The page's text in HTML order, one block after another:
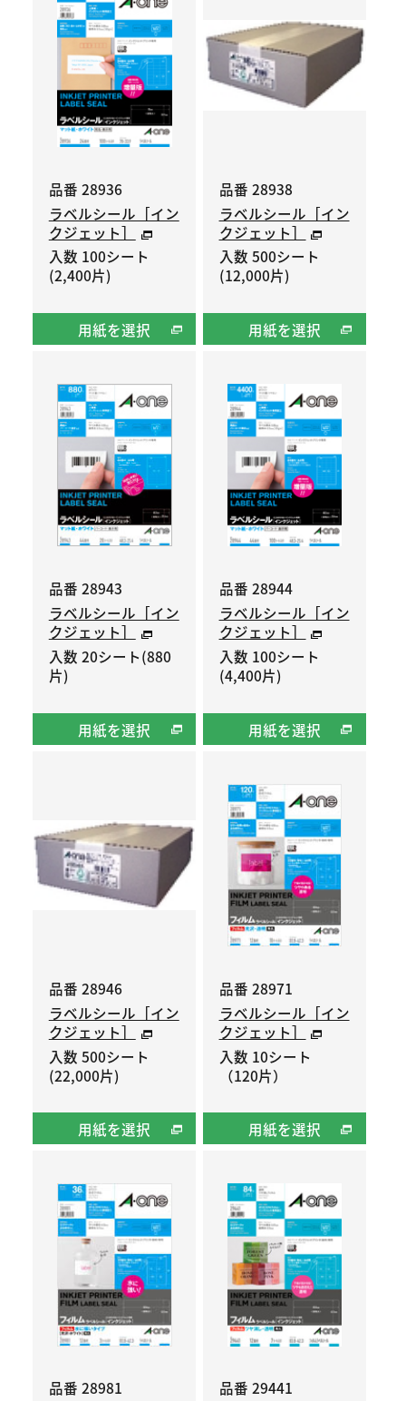
品番 28936
ラベルシール［イン
クジェット］
入数 100シート
(2,400片)
用紙を選択
品番 28938
ラベルシール［イン
クジェット］
入数 500シート
(12,000片)
用紙を選択
品番 28943
ラベルシール［イン
クジェット］
入数 20シート(880
片)
用紙を選択
品番 28944
ラベルシール［イン
クジェット］
入数 100シート
(4,400片)
用紙を選択
品番 28946
ラベルシール［イン
クジェット］
入数 500シート
(22,000片)
用紙を選択
品番 28971
ラベルシール［イン
クジェット］
入数 10シート
（120片）
用紙を選択
品番 28981
品番 29441